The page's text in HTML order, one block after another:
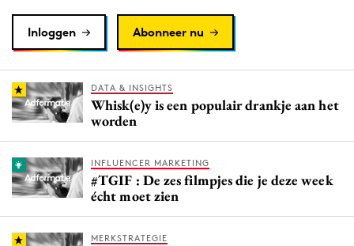
Programmatic
Purpose Marketing
Reputatie & crisis
Inloggen Abonneer nu
DATA & INSIGHTS
Whisk(e)y is een populair drankje aan het
worden
INFLUENCER MARKETING
#TGIF : De zes filmpjes die je deze week
écht moet zien
MERKSTRATEGIE